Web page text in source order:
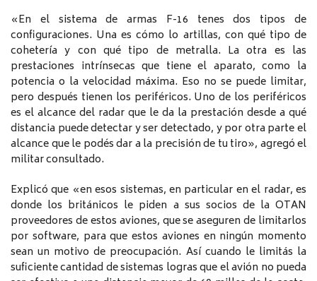
«En el sistema de armas F-16 tenes dos tipos de
configuraciones. Una es cómo lo artillas, con qué tipo de
cohetería y con qué tipo de metralla. La otra es las
prestaciones intrínsecas que tiene el aparato, como la
potencia o la velocidad máxima. Eso no se puede limitar,
pero después tienen los periféricos. Uno de los periféricos
es el alcance del radar que le da la prestación desde a qué
distancia puede detectar y ser detectado, y por otra parte el
alcance que le podés dar a la precisión de tu tiro», agregó el
militar consultado.
Explicó que «en esos sistemas, en particular en el radar, es
donde los británicos le piden a sus socios de la OTAN
proveedores de estos aviones, que se aseguren de limitarlos
por software, para que estos aviones en ningún momento
sean un motivo de preocupación. Así cuando le limitás la
suficiente cantidad de sistemas logras que el avión no pueda